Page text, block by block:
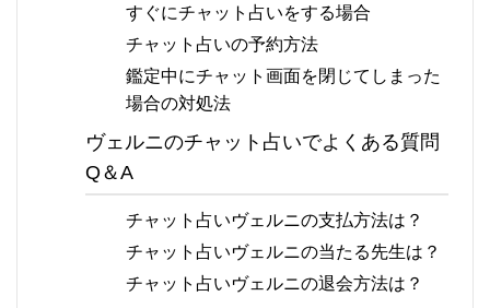
すぐにチャット占いをする場合
チャット占いの予約方法
鑑定中にチャット画面を閉じてしまった
場合の対処法
ヴェルニのチャット占いでよくある質問
Q＆A
チャット占いヴェルニの支払方法は？
チャット占いヴェルニの当たる先生は？
チャット占いヴェルニの退会方法は？